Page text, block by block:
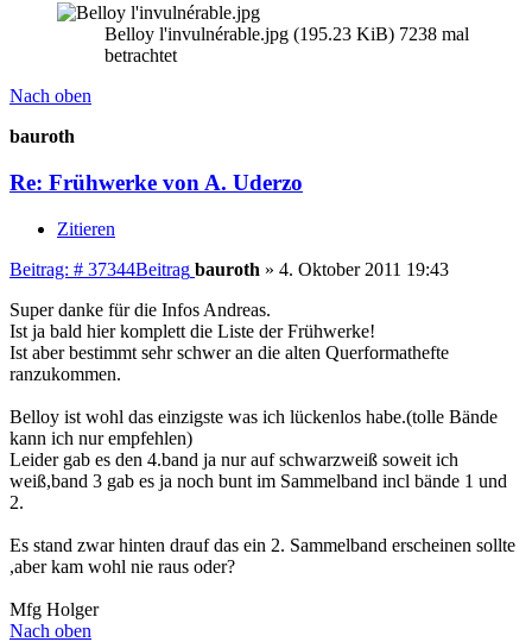
Belloy l'invulnérable.jpg (195.23 KiB) 7238 mal
betrachtet
Nach oben
bauroth
Re: Frühwerke von A. Uderzo
Zitieren
Beitrag: # 37344Beitrag bauroth » 4. Oktober 2011 19:43
Super danke für die Infos Andreas.
Ist ja bald hier komplett die Liste der Frühwerke!
Ist aber bestimmt sehr schwer an die alten Querformathefte
ranzukommen.
Belloy ist wohl das einzigste was ich lückenlos habe.(tolle Bände
kann ich nur empfehlen)
Leider gab es den 4.band ja nur auf schwarzweiß soweit ich
weiß,band 3 gab es ja noch bunt im Sammelband incl bände 1 und
2.
Es stand zwar hinten drauf das ein 2. Sammelband erscheinen sollte
,aber kam wohl nie raus oder?
Mfg Holger
Nach oben